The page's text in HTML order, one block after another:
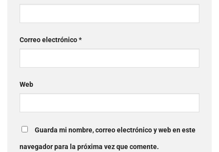
Correo electrónico*
Web
Guarda mi nombre, correo electrónico y web en este
navegador para la próxima vez que comente.